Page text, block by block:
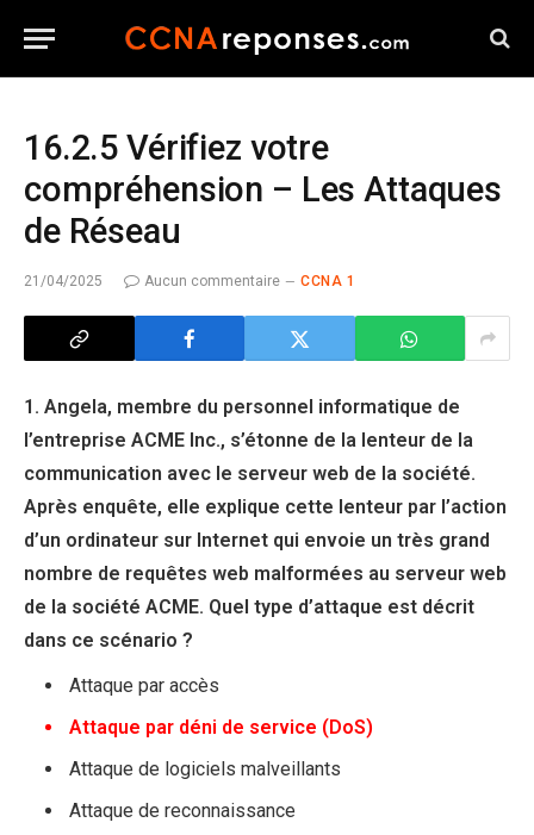
16.2.5 Vérifiez votre
compréhension – Les Attaques
de Réseau
21/04/2025 Aucun commentaire CCNA 1
1. Angela, membre du personnel informatique de
l’entreprise ACME Inc., s’étonne de la lenteur de la
communication avec le serveur web de la société.
Après enquête, elle explique cette lenteur par l’action
d’un ordinateur sur Internet qui envoie un très grand
nombre de requêtes web malformées au serveur web
de la société ACME. Quel type d’attaque est décrit
dans ce scénario ?
Attaque par accès
Attaque par déni de service (DoS)
Attaque de logiciels malveillants
Attaque de reconnaissance